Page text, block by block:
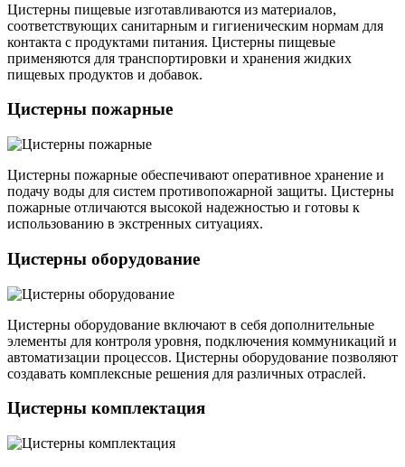
Цистерны пищевые изготавливаются из материалов,
соответствующих санитарным и гигиеническим нормам для
контакта с продуктами питания. Цистерны пищевые
применяются для транспортировки и хранения жидких
пищевых продуктов и добавок.
Цистерны пожарные
Цистерны пожарные обеспечивают оперативное хранение и
подачу воды для систем противопожарной защиты. Цистерны
пожарные отличаются высокой надежностью и готовы к
использованию в экстренных ситуациях.
Цистерны оборудование
Цистерны оборудование включают в себя дополнительные
элементы для контроля уровня, подключения коммуникаций и
автоматизации процессов. Цистерны оборудование позволяют
создавать комплексные решения для различных отраслей.
Цистерны комплектация